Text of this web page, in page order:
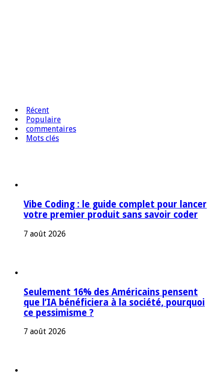
Récent
Populaire
commentaires
Mots clés
Vibe Coding : le guide complet pour lancer
votre premier produit sans savoir coder
7 août 2026
Seulement 16% des Américains pensent
que l’IA bénéficiera à la société, pourquoi
ce pessimisme ?
7 août 2026